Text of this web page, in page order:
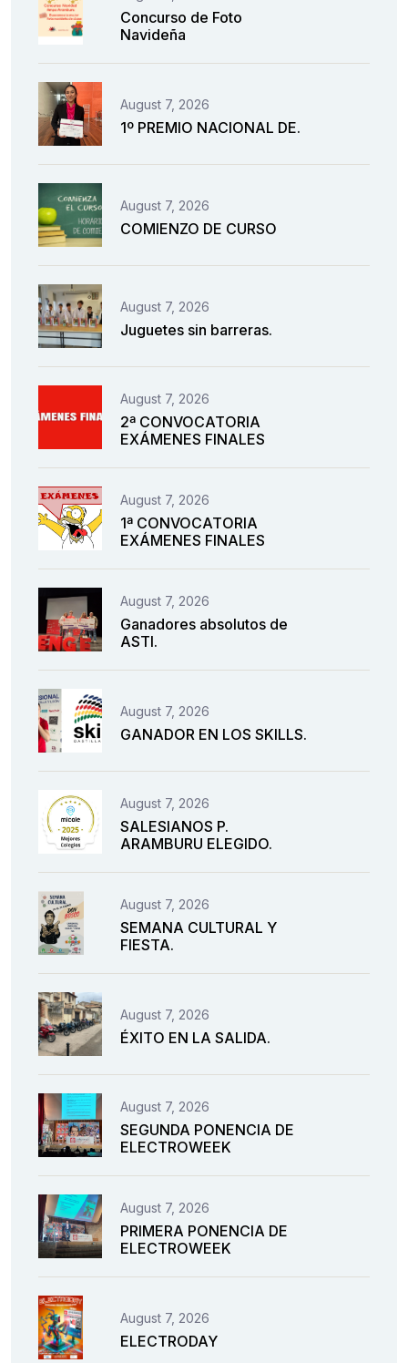
Concurso de Foto
Navideña
August 7, 2026
1º PREMIO NACIONAL DE.
August 7, 2026
COMIENZO DE CURSO
August 7, 2026
Juguetes sin barreras.
August 7, 2026
2ª CONVOCATORIA
EXÁMENES FINALES
August 7, 2026
1ª CONVOCATORIA
EXÁMENES FINALES
August 7, 2026
Ganadores absolutos de
ASTI.
August 7, 2026
GANADOR EN LOS SKILLS.
August 7, 2026
SALESIANOS P.
ARAMBURU ELEGIDO.
August 7, 2026
SEMANA CULTURAL Y
FIESTA.
August 7, 2026
ÉXITO EN LA SALIDA.
August 7, 2026
SEGUNDA PONENCIA DE
ELECTROWEEK
August 7, 2026
PRIMERA PONENCIA DE
ELECTROWEEK
August 7, 2026
ELECTRODAY